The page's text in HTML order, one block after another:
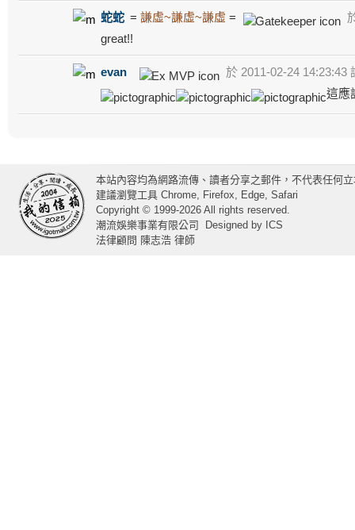
蛇蛇 =謙虛~謙虛~謙虛 =
great!!
evan
於 2011-02-24 14:23:43
這應
本站內容均為網路流傳、讀者分享之郵件，不代表任何
建議瀏覽工具 Chrome, Firefox, Edge, Safari
Copyright © 1999-2026 All rights reserved.
潮流娛樂事業有限公司
Designed by ICS
法律顧問 陳志浩 律師